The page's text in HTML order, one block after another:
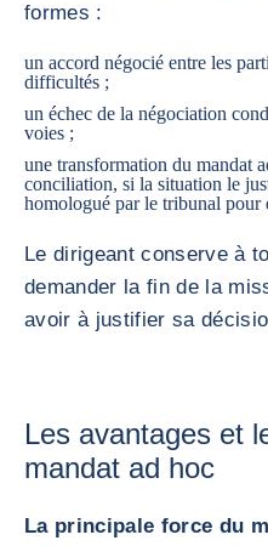
formes :
un accord négocié entre les
difficultés ;
un échec de la négociation
voies ;
une transformation du mandat
conciliation, si la situation le
homologué par le tribunal pour
Le dirigeant conserve à
demander la fin de la
avoir à justifier sa
Les avantages et
mandat ad hoc
La principale force du